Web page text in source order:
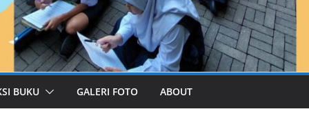
BUKU GALERI FOTO ABOUT